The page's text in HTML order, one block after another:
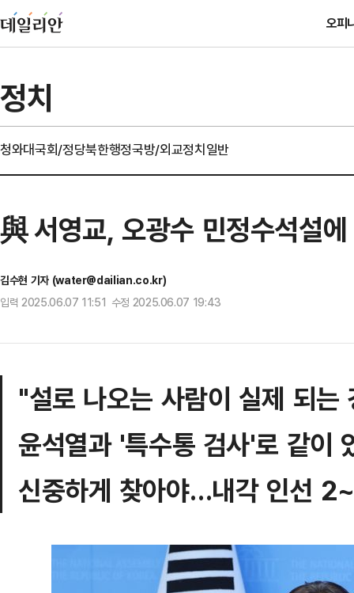
오피
정치
청와대국회/정당북한행정국방/외교정치일반
與 서영교, 오광수 민정수석설
김수현 기자 (water@dailian.co.kr)
입력 2025.06.07 11:51 수정 2025.06.07 19:43
"설로 나오는 사람이 실제 되는
윤석열과 '특수통 검사'로 같이
신중하게 찾아야…내각 인선